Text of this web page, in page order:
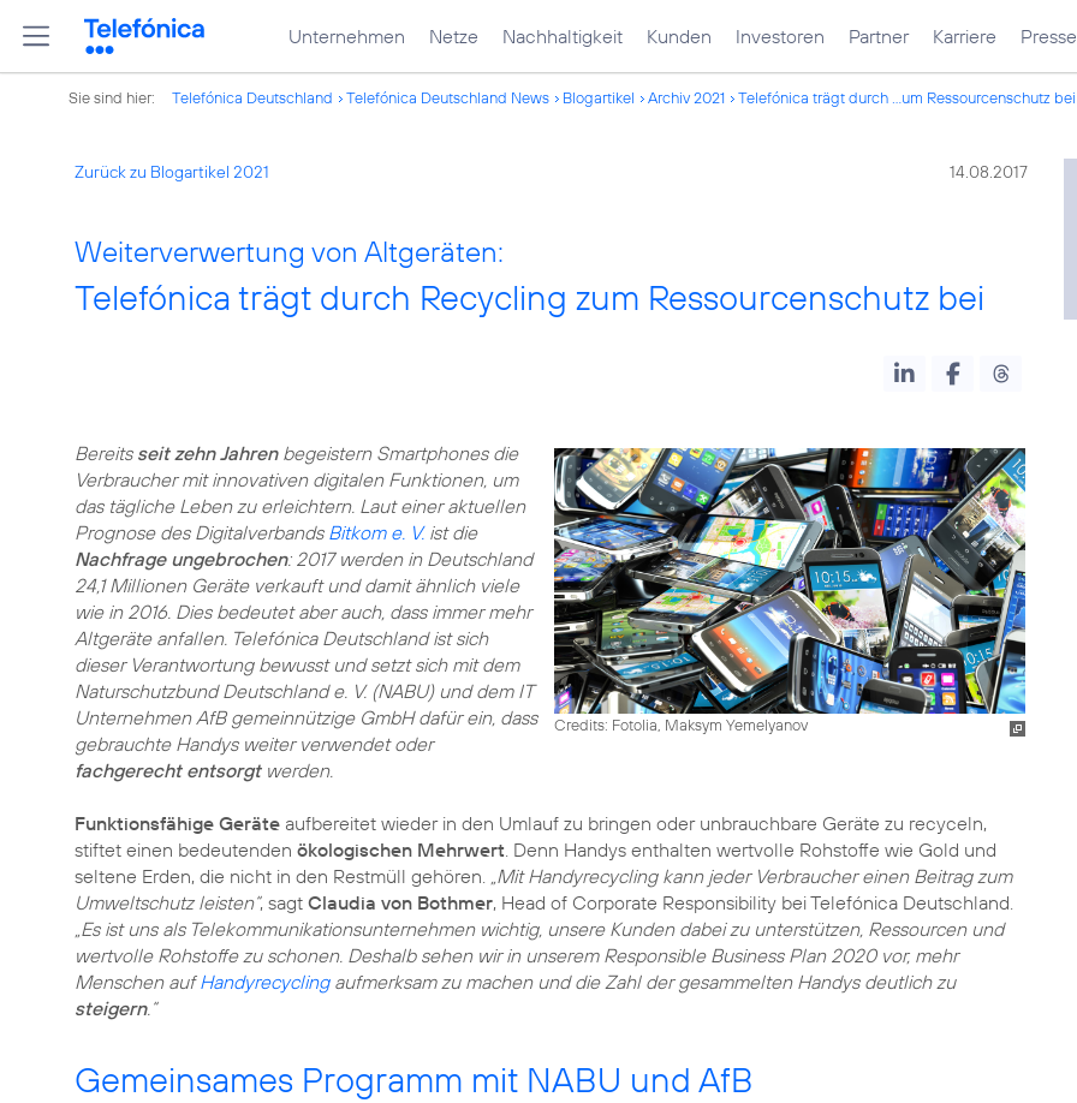
Unternehmen Netze Nachhaltigkeit Kunden Investoren Partner Karriere Presse
Sie sind hier: Telefónica Deutschland Telefónica Deutschland News Blogartikel Archiv 2021 Telefónica trägt durch ...um Ressourcenschutz bei
Zurück zu Blogartikel 2021 14.08.2017
Weiterverwertung von Altgeräten:
Telefónica trägt durch Recycling zum Ressourcenschutz bei
Credits: Fotolia, Maksym Yemelyanov
Bereits seit zehn Jahrenbegeistern Smartphones die
Verbraucher mit innovativen digitalen Funktionen, um
das tägliche Leben zu erleichtern. Laut einer aktuellen
Prognose des Digitalverbands Bitkom e. V.ist die
Nachfrage ungebrochen: 2017 werden in Deutschland
24,1 Millionen Geräte verkauft und damit ähnlich viele
wie in 2016. Dies bedeutet aber auch, dass immer mehr
Altgeräte anfallen. Telefónica Deutschland ist sich
dieser Verantwortung bewusst und setzt sich mit dem
Naturschutzbund Deutschland e. V. (NABU) und dem IT
Unternehmen AfB gemeinnützige GmbH dafür ein, dass
gebrauchte Handys weiter verwendet oder
fachgerecht entsorgtwerden.
Funktionsfähige Geräte aufbereitet wieder in den Umlauf zu bringen oder unbrauchbare Geräte zu recyceln,
stiftet einen bedeutenden ökologischen Mehrwert. Denn Handys enthalten wertvolle Rohstoffe wie Gold und
seltene Erden, die nicht in den Restmüll gehören. „Mit Handyrecycling kann jeder Verbraucher einen Beitrag zum
Umweltschutz leisten“, sagt Claudia von Bothmer, Head of Corporate Responsibility bei Telefónica Deutschland.
„Es ist uns als Telekommunikationsunternehmen wichtig, unsere Kunden dabei zu unterstützen, Ressourcen und
wertvolle Rohstoffe zu schonen. Deshalb sehen wir in unserem Responsible Business Plan 2020 vor, mehr
Menschen aufHandyrecyclingaufmerksam zu machen und die Zahl der gesammelten Handys deutlich zu
steigern.“
Gemeinsames Programm mit NABU und AfB